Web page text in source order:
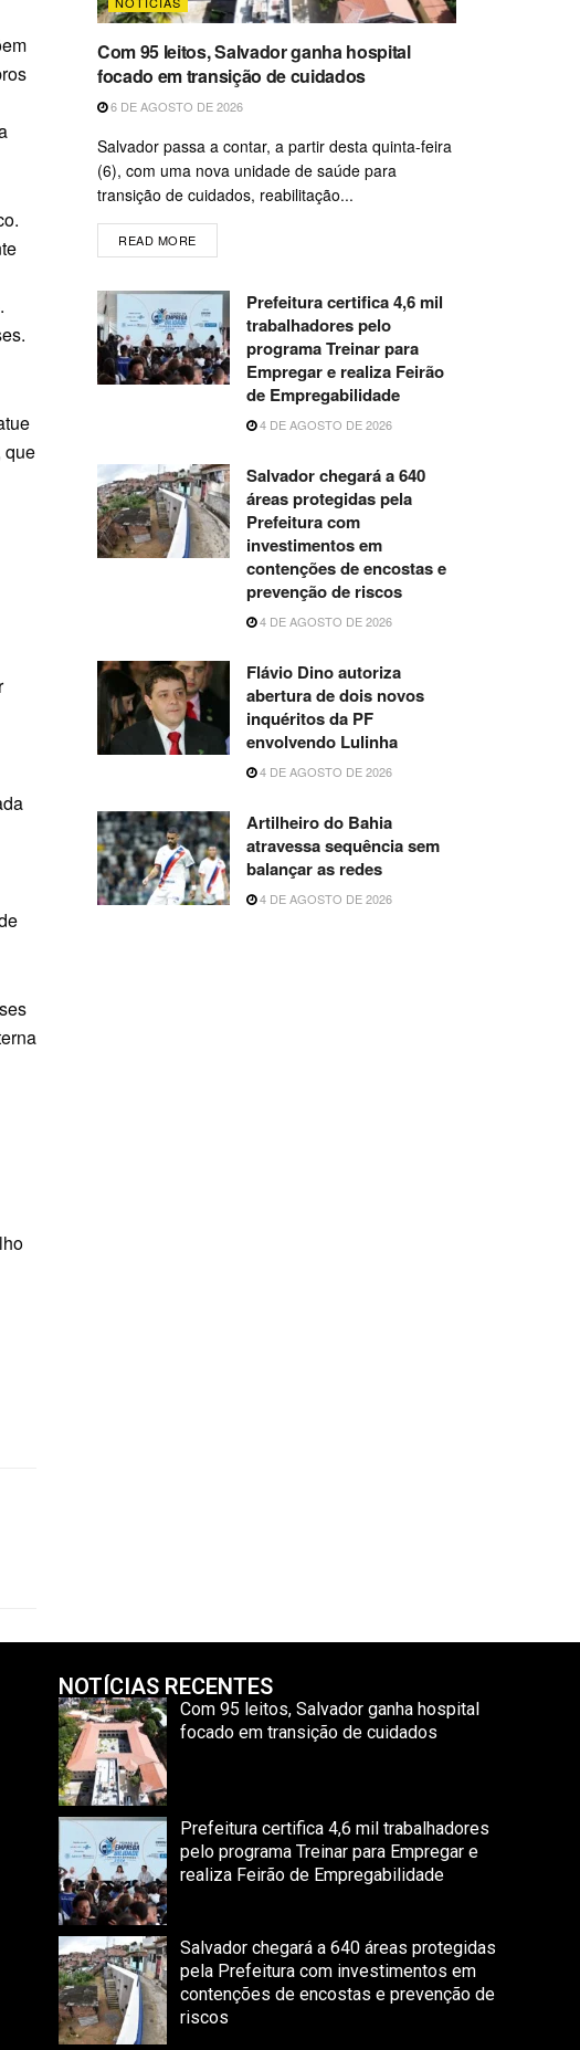
que
Com 95 leitos, Salvador ganha hospital
focado em transição de cuidados
6 DE AGOSTO DE 2026
Salvador passa a contar, a partir desta quinta-feira
(6), com uma nova unidade de saúde para
transição de cuidados, reabilitação...
READ MORE
Prefeitura certifica 4,6 mil
trabalhadores pelo
programa Treinar para
Empregar e realiza Feirão
de Empregabilidade
4 DE AGOSTO DE 2026
Salvador chegará a 640
áreas protegidas pela
Prefeitura com
investimentos em
contenções de encostas e
prevenção de riscos
4 DE AGOSTO DE 2026
Flávio Dino autoriza
abertura de dois novos
inquéritos da PF
envolvendo Lulinha
4 DE AGOSTO DE 2026
Artilheiro do Bahia
atravessa sequência sem
balançar as redes
4 DE AGOSTO DE 2026
NOTÍCIAS RECENTES
Com 95 leitos, Salvador ganha hospital
focado em transição de cuidados
Prefeitura certifica 4,6 mil trabalhadores
pelo programa Treinar para Empregar e
realiza Feirão de Empregabilidade
Salvador chegará a 640 áreas protegidas
pela Prefeitura com investimentos em
contenções de encostas e prevenção de
riscos